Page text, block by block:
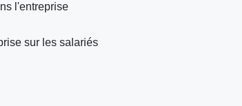
l'entreprise
sur les salariés